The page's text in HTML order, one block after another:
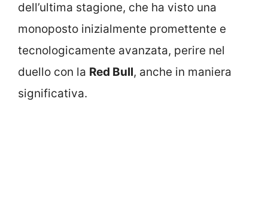
dell’ultima stagione, che ha visto una
monoposto inizialmente promettente e
tecnologicamente avanzata, perire nel
duello con la Red Bull, anche in maniera
significativa.